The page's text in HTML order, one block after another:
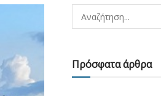
Πρόσφατα άρθρα